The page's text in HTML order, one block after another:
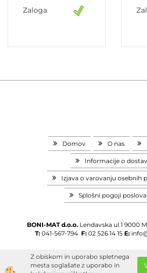
Zaloga
Domov O nas
Informacije o
Izjava o varovanju osebnih
Splošni pogoji
BONI-MAT d.o.o. Lendavska ul.1 9000
T:041-567-794 F:02 526 14 15 E:
Z obiskom in uporabo spletnega
mesta soglašate z uporabo in